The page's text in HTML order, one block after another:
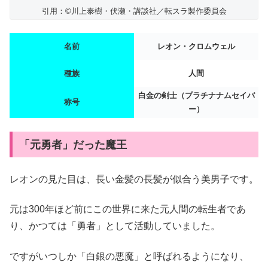
引用：©川上泰樹・伏瀬・講談社／転スラ製作委員会
名前 レオン・クロムウェル
種族 人間
称号
白金の剣士（プラチナナムセイバ
ー）
「元勇者」だった魔王
レオンの見た目は、長い金髪の長髪が似合う美男子です。
元は300年ほど前にこの世界に来た元人間の転生者であ
り、かつては「勇者」として活動していました。
ですがいつしか「白銀の悪魔」と呼ばれるようになり、